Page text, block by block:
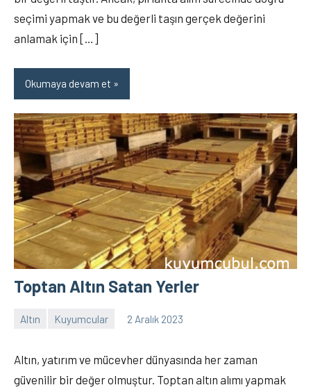
seçimi yapmak ve bu değerli taşın gerçek değerini
anlamak için […]
Okumaya devam et
Toptan Altın Satan Yerler
Altın Kuyumcular 2 Aralık 2023
Altın, yatırım ve mücevher dünyasında her zaman
güvenilir bir değer olmuştur. Toptan altın alımı yapmak